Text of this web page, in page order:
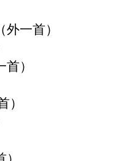
外一首）
）
）